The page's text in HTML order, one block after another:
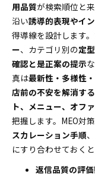
用品質が検索順位と
沿い誘導的表現やイ
得導線を設計します
ー、カテゴリ別の定
確認と是正案の提示
真は最新性・多様性
店前の不安を解消す
ト、メニュー、オフ
把握します。MEO対
スカレーション手順
にすり合わせておくと
返信品質の評